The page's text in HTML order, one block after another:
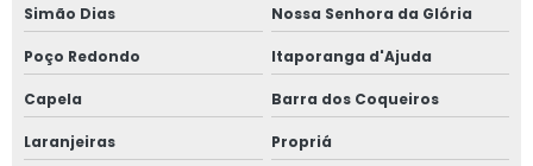
Simão Dias Nossa Senhora da Glória
Poço Redondo Itaporanga d'Ajuda
Capela Barra dos Coqueiros
Laranjeiras Propriá